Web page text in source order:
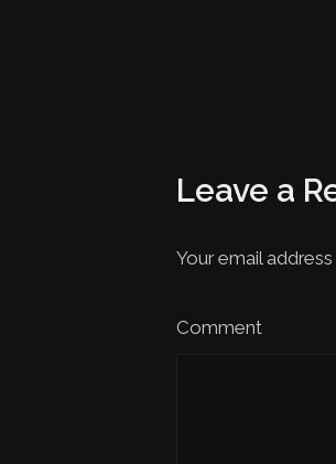
Leave a
Your email
Comment